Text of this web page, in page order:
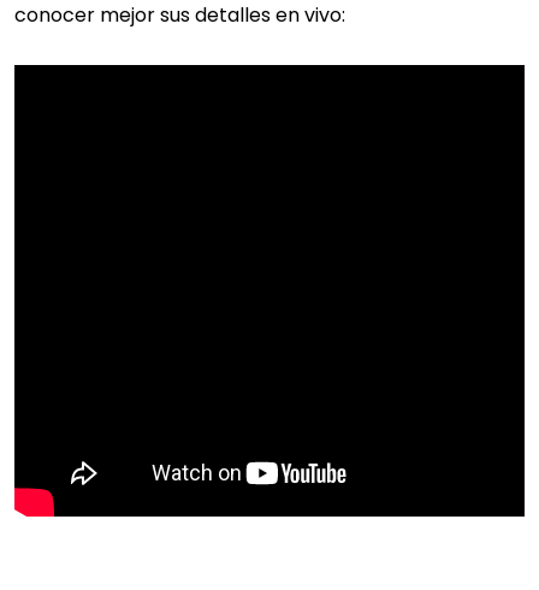
conocer mejor sus detalles en vivo: